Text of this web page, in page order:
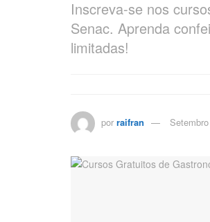
Inscreva-se nos
Senac. Aprenda
limitadas!
por raifran